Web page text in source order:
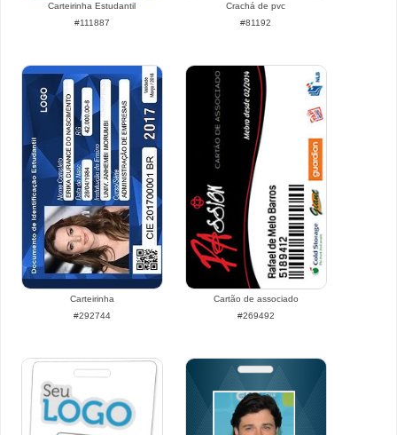
Carteirinha Estudantil
#111887
Crachá de pvc
#81192
Carteirinha
#292744
Cartão de associado
#269492